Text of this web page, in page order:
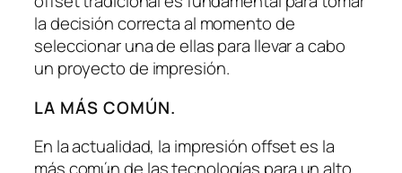
la decisión correcta al momento de
seleccionar una de ellas para llevar a cabo
un proyecto de impresión.
LA MÁS COMÚN.
En la actualidad, la impresión offset es la